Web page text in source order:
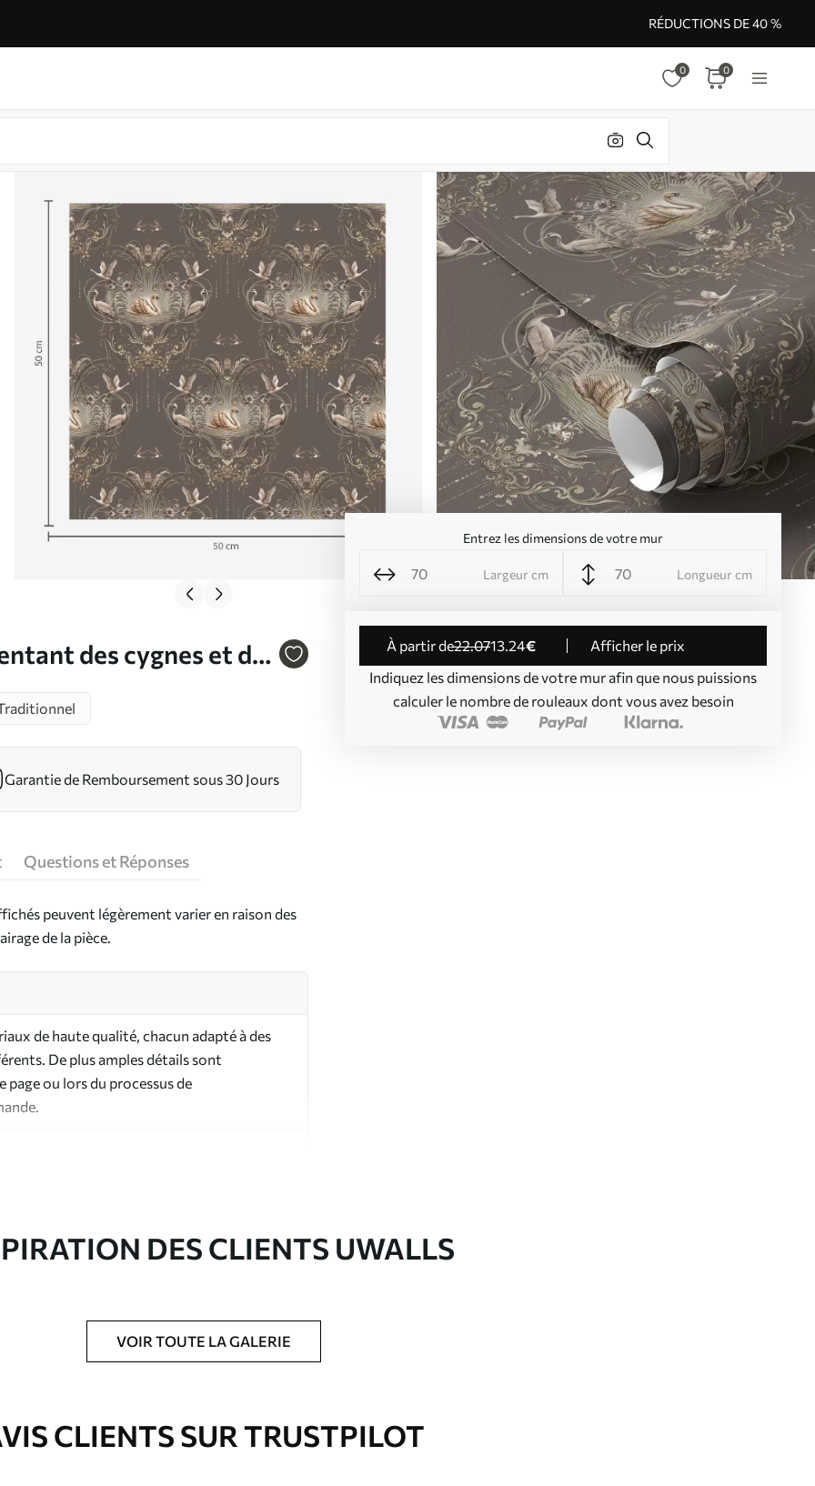
RÉDUCTIONS DE 40 %
0 0
des cygnes et des
Entrez les dimensions de votre mur
Largeur cm Longueur cm
à partir de22.0713.24€
Afficher le prix
Indiquez les dimensions de votre mur afin que nous puissions
calculer le nombre de rouleaux dont vous avez besoin
Garantie de Remboursement sous 30 Jours
Questions et Réponses
peuvent légèrement varier en raison des
de la pièce.
de haute qualité, chacun adapté à des
De plus amples détails sont
page ou lors du processus de
pour papier peint disponibles.
DES CLIENTS UWALLS
VOIR TOUTE LA GALERIE
CLIENTS SUR TRUSTPILOT